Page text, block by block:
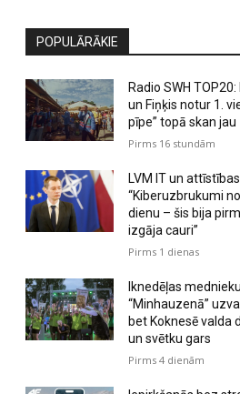
POPULĀRĀKIE
Radio SWH
un Fiņķis notur 1.
pīpe” topā skan jau
Pirms 16 stundām
LVM IT un
“Kiberuzbrukumi
dienu – šis bija
izgāja cauri”
Pirms 1 dienas
Iknedēļas
“Minhauzenā”
bet Koknesē valda
un svētku gars
Pirms 4 dienām